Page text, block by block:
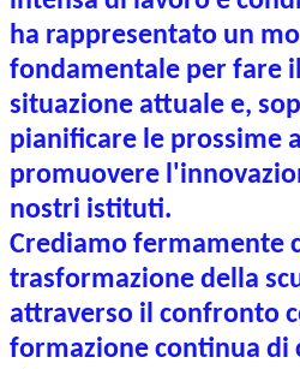
ha rappresentato un
fondamentale per fare
situazione attuale e,
pianificare le prossime
promuovere
nostri istituti.
Crediamo fermamente
trasformazione della
attraverso il confronto
formazione continua di